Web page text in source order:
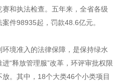
和执法检查。五年来，全省各级
件98935起，罚款48.6亿元。
境准入的法律保障，是保持绿水
“释放管理服”改革，环评审批权限
。其中，18个大类46个小类项目